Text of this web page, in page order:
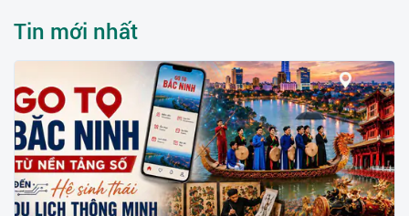
Tin mới nhất